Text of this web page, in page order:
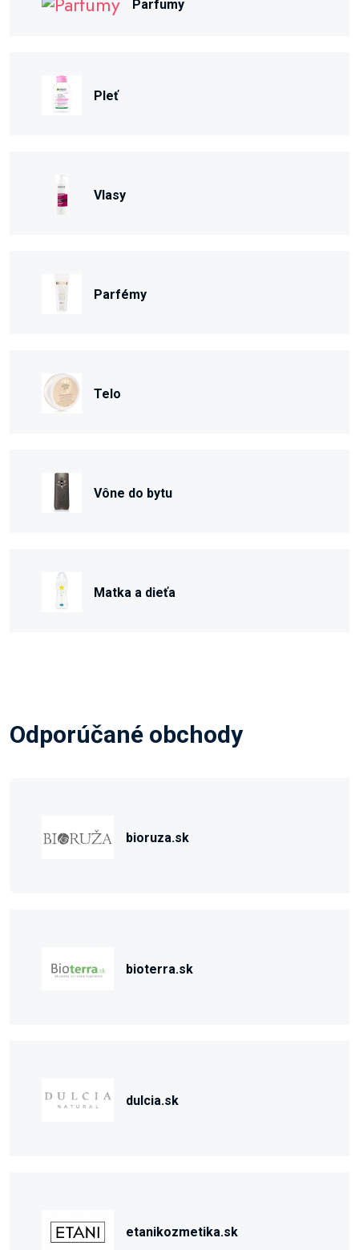
Parfumy
Pleť
Vlasy
Parfémy
Telo
Vône do bytu
Matka a dieťa
Odporúčané obchody
bioruza.sk
bioterra.sk
dulcia.sk
etanikozmetika.sk